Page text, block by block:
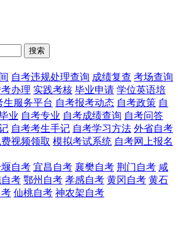
搜索
自考违规处理查询 成绩复查 考场查询
办理 实践考核 毕业申请 学位英语培
生服务平台 自考报考动态 自考政策 自
业 自考专业 自考成绩查询 自考问答
自考考生手记 自考学习方法 外省自考
视频领取 模拟考试系统 自考网上报名
自考 宜昌自考 襄樊自考 荆门自考 咸
考 鄂州自考 孝感自考 黄冈自考 黄石
仙桃自考 神农架自考